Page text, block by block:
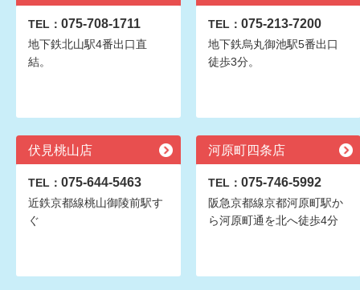
TEL： 075-708-1711
地下鉄北山駅4番出口直
結。
TEL： 075-213-7200
地下鉄烏丸御池駅5番出口
徒歩3分。
伏見桃山店
TEL： 075-644-5463
近鉄京都線桃山御陵前駅す
ぐ
河原町四条店
TEL： 075-746-5992
阪急京都線京都河原町駅か
ら河原町通を北へ徒歩4分